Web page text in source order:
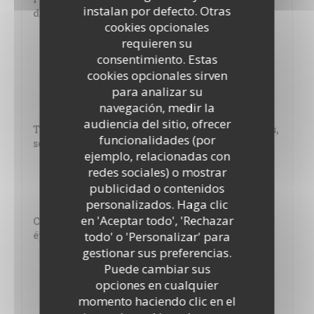
instalan por defecto. Otras
cookies opcionales
requieren su
consentimiento. Estas
cookies opcionales sirven
para analizar su
navegación, medir la
audiencia del sitio, ofrecer
funcionalidades (por
ejemplo, relacionadas con
redes sociales) o mostrar
publicidad o contenidos
personalizados. Haga clic
en 'Aceptar todo', 'Rechazar
todo' o 'Personalizar' para
gestionar sus preferencias.
Puede cambiar sus
opciones en cualquier
momento haciendo clic en el
dauphinois ou frites
26,00 EUR
Viande née, élevée et abattue en France.
Magret de canard sauce à l'orange
24,00 EUR
Tartare de bœuf au couteau préparé par nos soins,
servi avec frites et salade
21,00 EUR
Moutarde, câpres, échalotte, tabasco, jaune d'œuf. Viande
Charolaise née, élevée et abattue en France
Carré de "cochon" laqué au miel du jardin et
épices
24,00 EUR
Cuisson basse température
Salade fraîcheur